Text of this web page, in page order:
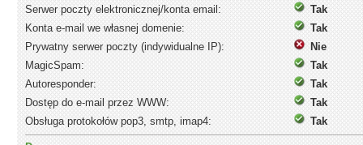
Serwer poczty elektronicznej/konta email:
Tak
Konta e-mail we własnej domenie:
Tak
Prywatny serwer poczty (indywidualne IP):
Nie
MagicSpam:
Tak
Autoresponder:
Tak
Dostęp do e-mail przez WWW:
Tak
Obsługa protokołów pop3, smtp, imap4:
Tak